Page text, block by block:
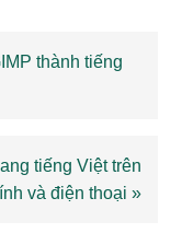
thành tiếng
tiếng Việt trên
và điện thoại »